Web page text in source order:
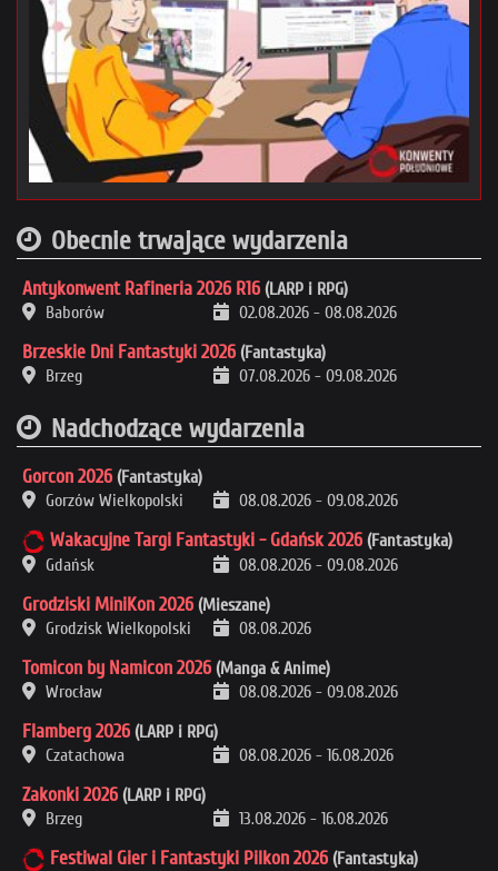
Obecnie trwające wydarzenia
Antykonwent Rafineria 2026 R16 (LARP i RPG)
Baborów
02.08.2026 - 08.08.2026
Brzeskie Dni Fantastyki 2026 (Fantastyka)
Brzeg
07.08.2026 - 09.08.2026
Nadchodzące wydarzenia
Gorcon 2026 (Fantastyka)
Gorzów Wielkopolski
08.08.2026 - 09.08.2026
Wakacyjne Targi Fantastyki - Gdańsk 2026 (Fantastyka)
Gdańsk
08.08.2026 - 09.08.2026
Grodziski MiniKon 2026 (Mieszane)
Grodzisk Wielkopolski
08.08.2026
Tomicon by Namicon 2026 (Manga & Anime)
Wrocław
08.08.2026 - 09.08.2026
Flamberg 2026 (LARP i RPG)
Czatachowa
08.08.2026 - 16.08.2026
Zakonki 2026 (LARP i RPG)
Brzeg
13.08.2026 - 16.08.2026
Festiwal Gier i Fantastyki Pilkon 2026 (Fantastyka)